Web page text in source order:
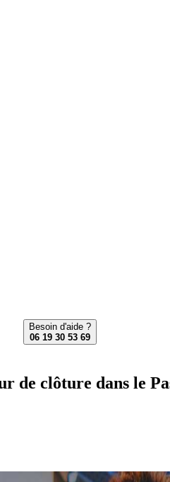
Besoin d'aide ?
06 19 30 53 69
de clôture dans le